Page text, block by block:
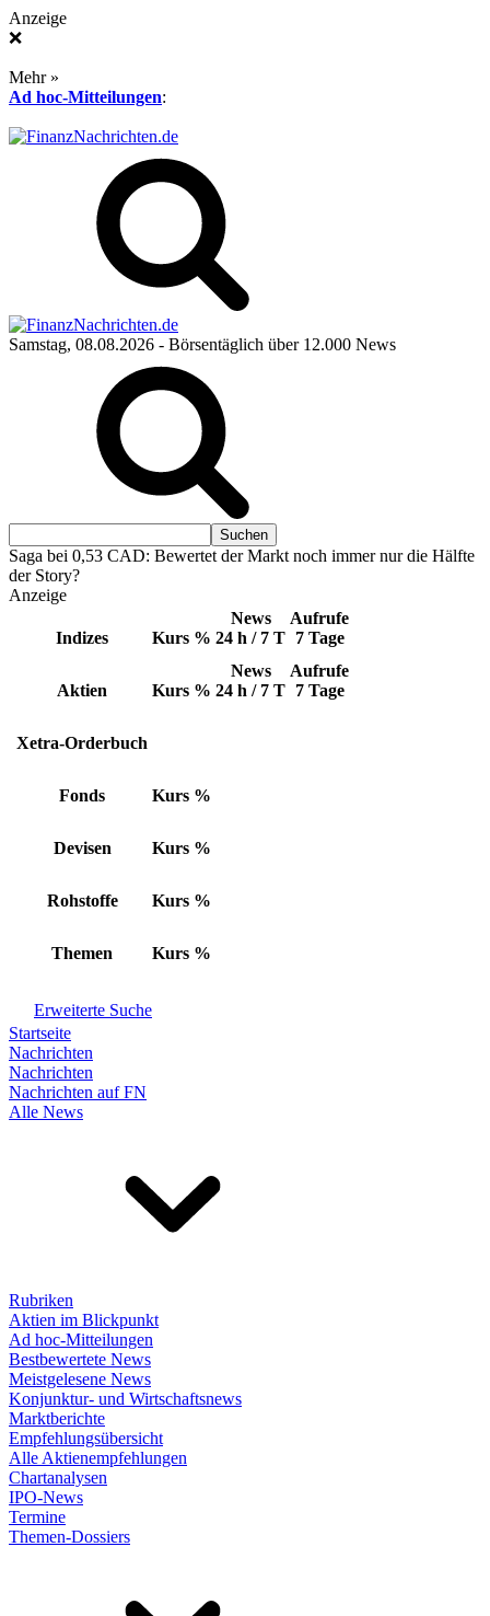
Anzeige
❌
Mehr »
Ad hoc-Mitteilungen:
Samstag, 08.08.2026 - Börsentäglich über 12.000 News
Saga bei 0,53 CAD: Bewertet der Markt noch immer nur die Hälfte
der Story?
Anzeige
Indizes Kurs %
News
24 h / 7 T
Aufrufe
7 Tage
Aktien Kurs %
News
24 h / 7 T
Aufrufe
7 Tage
Xetra-Orderbuch
Fonds Kurs %
Devisen Kurs %
Rohstoffe Kurs %
Themen Kurs %
Erweiterte Suche
Startseite
Nachrichten
Nachrichten
Nachrichten auf FN
Alle News
Rubriken
Aktien im Blickpunkt
Ad hoc-Mitteilungen
Bestbewertete News
Meistgelesene News
Konjunktur- und Wirtschaftsnews
Marktberichte
Empfehlungsübersicht
Alle Aktienempfehlungen
Chartanalysen
IPO-News
Termine
Themen-Dossiers